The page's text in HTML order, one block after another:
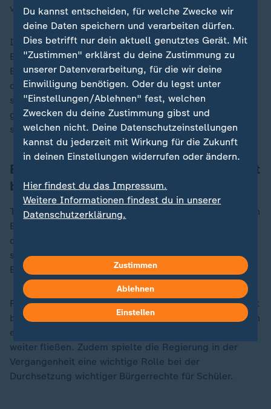
vergangene Woche aus dem Entwurf.
In dem vorläufigen Text hieß es demnach, das
Experiment, das amerikanische Bildungswesen durch
Bundesprogramme und -gelder zu kontrollieren sowie
durch Bürokraten, die niemandem Rechenschaft
schulden, habe Kinder, Lehrer und Familien im Stich
gelassen. Trump selbst hatte erklärt, das Ministerium
sei ein "großer Betrug".
Bundesmittel bedeutsam für Schüler mit
besonderen Bedürfnissen
Traditionell hat die US-Regierung nur einen begrenzten
Einfluss auf das Bildungswesen. Nur etwa 13 Prozent
der Mittel für Grund- und weiterführende Schulen
stammen aus Bundesmitteln, der Rest wird von den
Bundesstaaten und örtlichen Gemeinden finanziert.
Für Schulen mit geringem Budget sowie für Schüler mit
besonderen Bedürfnissen sind die Bundesmittel jedoch
existenziell wichtig. Hier soll das Geld
weiter fließen. Zudem spielte die Regierung in der
Vergangenheit eine wichtige Rolle bei der
Durchsetzung wichtiger Bürgerrechte für Schüler.
Du kannst entscheiden, für welche Zwecke wir
deine Daten speichern und verarbeiten dürfen.
Dies betrifft nur dein aktuell genutztes Gerät. Mit
"Zustimmen" erklärst du deine Zustimmung zu
unserer Datenverarbeitung, für die wir deine
Einwilligung benötigen. Oder du legst unter
"Einstellungen/Ablehnen" fest, welchen
Zwecken du deine Zustimmung gibst und
welchen nicht. Deine Datenschutzeinstellungen
kannst du jederzeit mit Wirkung für die Zukunft
in deinen Einstellungen widerrufen oder ändern.
Hier findest du das Impressum.
Weitere Informationen findest du in unserer
Datenschutzerklärung.
Zustimmen
Ablehnen
Einstellen